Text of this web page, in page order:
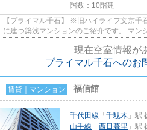
階数：10階建
【プライマル千石】 ※旧ハイライフ文京千
に建つ築浅マンションのご紹介です。 マン
現在空室情報が
プライマル千石へのお
賃貸｜マンション 福信館
千代田線 「 千駄木 」駅
山手線 「 西日暮里 」駅